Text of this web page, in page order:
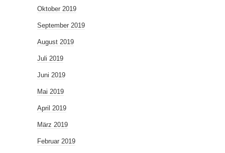
Oktober 2019
September 2019
August 2019
Juli 2019
Juni 2019
Mai 2019
April 2019
März 2019
Februar 2019